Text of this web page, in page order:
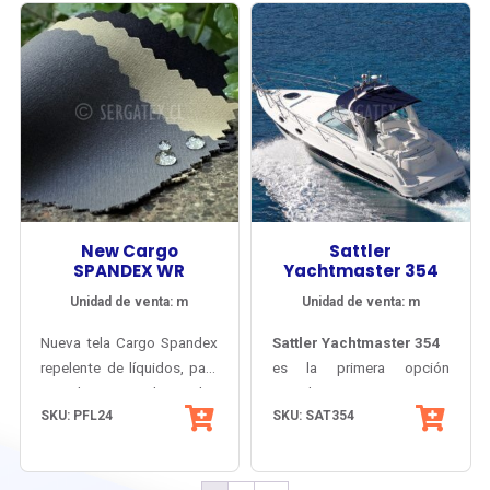
caras. Garantía 15 años,
vida útil 25~30 años.
New Cargo
SPANDEX WR
Unidad de venta: m
Nueva tela Cargo Spandex
repelente de líquidos, para
pantalones y bermudas
corporativos o deportivos
respirable y resistente a la
SKU: PFL24
Sattler
Yachtmaster 354
Unidad de venta: m
Sattler Yachtmaster 354
es la primera opción
cuando se trata de
cubiertas o capotas
reconocida calidad de los
Prácticamente
SKU: SAT354